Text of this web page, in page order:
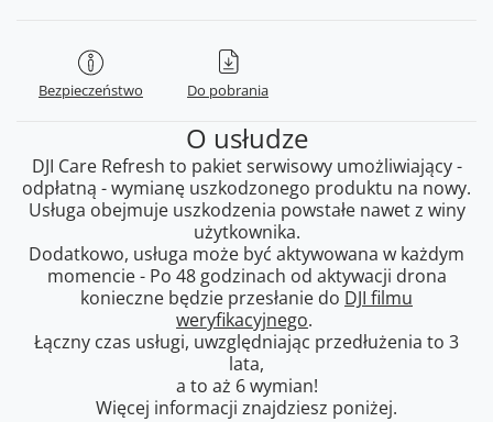
Bezpieczeństwo Do pobrania
O usłudze
DJI Care Refresh to pakiet serwisowy umożliwiający -
odpłatną - wymianę uszkodzonego produktu na nowy.
Usługa obejmuje uszkodzenia powstałe nawet z winy
użytkownika.
Dodatkowo, usługa może być aktywowana w każdym
momencie - Po 48 godzinach od aktywacji drona
konieczne będzie przesłanie do DJI filmu
weryfikacyjnego.
Łączny czas usługi, uwzględniając przedłużenia to 3
lata,
a to aż 6 wymian!
Więcej informacji znajdziesz poniżej.